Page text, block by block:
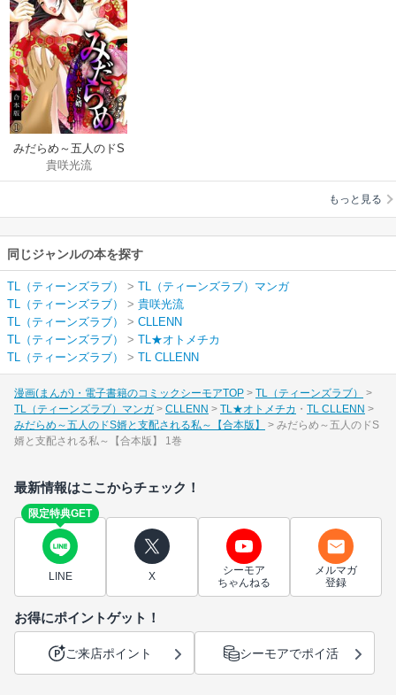
みだらめ～五人のドS
婿と支配される私～
【合本版】
貴咲光流
もっと見る
同じジャンルの本を探す
TL（ティーンズラブ） > TL（ティーンズラブ）マンガ
TL（ティーンズラブ）
> 貴咲光流
TL（ティーンズラブ）
> CLLENN
TL（ティーンズラブ）
> TL★オトメチカ
TL（ティーンズラブ）
> TL CLLENN
漫画(まんが)・電子書籍のコミックシーモアTOP
TL（ティーンズラブ）
TL（ティーンズラブ）マンガ
CLLENN TL★オトメチカ
TL CLLENN
みだらめ～五人のドS婿と支配される私～【合本版】
みだらめ～五人のドS
婿と支配される私～【合本版】 1巻
最新情報はここからチェック！
限定特典GET
LINE X
シーモア
ちゃんねる
メルマガ
登録
お得にポイントゲット！
ご来店ポイント シーモアでポイ活